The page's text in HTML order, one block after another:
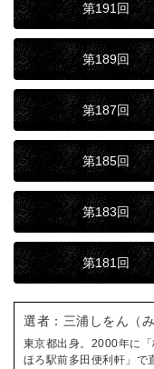
第191回
第189回
第187回
第185回
第183回
第181回
選者：三浦しをん（
東京都出身。2000年に
ほろ駅前多田便利軒」で